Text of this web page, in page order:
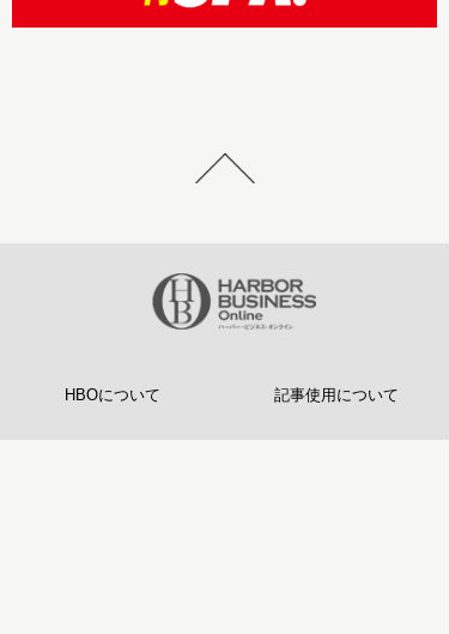
HBOについて 記事使用について